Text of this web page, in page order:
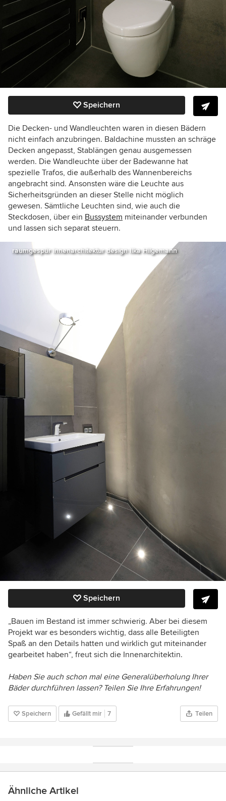
Speichern
Die Decken- und Wandleuchten waren in diesen Bädern
nicht einfach anzubringen. Baldachine mussten an schräge
Decken angepasst, Stablängen genau ausgemessen
werden. Die Wandleuchte über der Badewanne hat
spezielle Trafos, die außerhalb des Wannenbereichs
angebracht sind. Ansonsten wäre die Leuchte aus
Sicherheitsgründen an dieser Stelle nicht möglich
gewesen. Sämtliche Leuchten sind, wie auch die
Steckdosen, über ein Bussystem miteinander verbunden
und lassen sich separat steuern.
raumgespür innenarchitektur design Ilka Hilgemann
Speichern
„Bauen im Bestand ist immer schwierig. Aber bei diesem
Projekt war es besonders wichtig, dass alle Beteiligten
Spaß an den Details hatten und wirklich gut miteinander
gearbeitet haben“, freut sich die Innenarchitektin.
Haben Sie auch schon mal eine Generalüberholung Ihrer
Bäder durchführen lassen? Teilen Sie Ihre Erfahrungen!
Speichern Gefällt mir 7 Teilen
Ähnliche Artikel